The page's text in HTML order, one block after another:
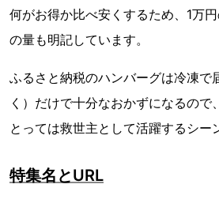
何がお得か比べ安くするため、1万
の量も明記しています。
ふるさと納税のハンバーグは冷凍で
く）だけで十分なおかずになるので
とっては救世主として活躍するシー
特集名とURL